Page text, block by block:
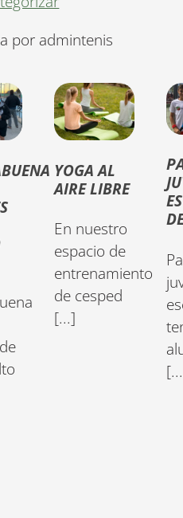
por admintenis
YOGA AL
AIRE LIBRE
En nuestro
espacio de
entrenamiento
de cesped
[...]